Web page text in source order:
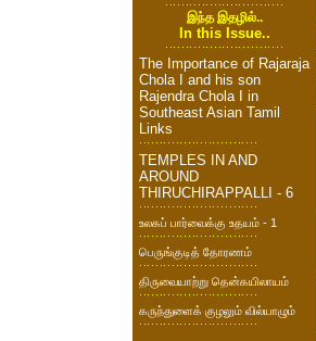
இந்த இதழில்..
In this Issue..
The Importance of Rajaraja
Chola I and his son
Rajendra Chola I in
Southeast Asian Tamil
Links
TEMPLES IN AND
AROUND
THIRUCHIRAPPALLI - 6
உலகப் பார்வைக்கு உதயம் - 1
பெருங்குடித் தோரணம்
திருவையாற்று தென்கயிலாயம்
கருந்துளைக் குழலும் வில்யாழும்